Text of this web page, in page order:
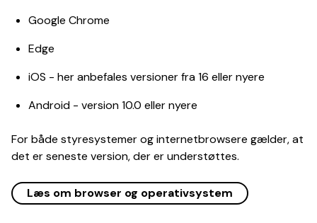
Google Chrome
Edge
iOS - her anbefales versioner fra 16 eller nyere
Android - version 10.0 eller nyere
For både styresystemer og internetbrowsere gælder, at
det er seneste version, der er understøttes.
Læs om browser og operativsystem